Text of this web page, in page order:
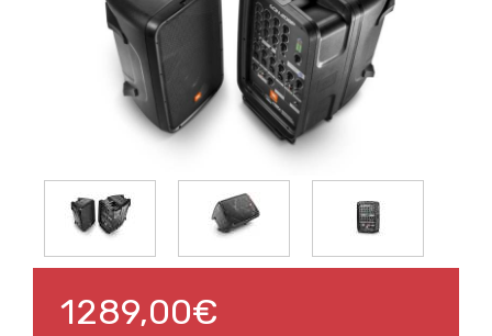
1289,00€